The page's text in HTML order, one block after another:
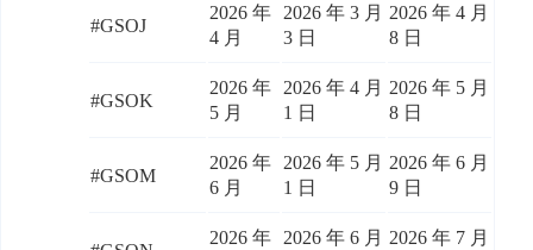
#GSOJ
2026 年
4 月
2026 年 3 月
3 日
2026 年 4 月
8 日
#GSOK
2026 年
5 月
2026 年 4 月
1 日
2026 年 5 月
8 日
#GSOM
2026 年
6 月
2026 年 5 月
1 日
2026 年 6 月
9 日
2026 年
2026 年 6 月 2026 年 7 月